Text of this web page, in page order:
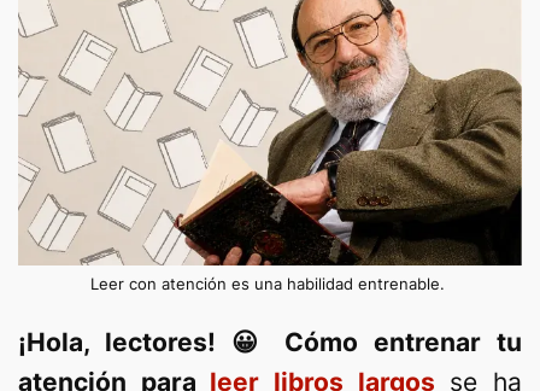
Leer con atención es una habilidad entrenable.
¡Hola, lectores! 😀 Cómo entrenar tu
atención para leer libros largos se ha